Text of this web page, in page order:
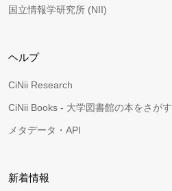
国立情報学研究所 (NII)
ヘルプ
CiNii Research
CiNii Books - 大学図書館の本をさがす
メタデータ・API
新着情報